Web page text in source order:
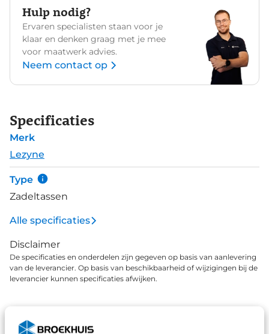
Hulp nodig?
Ervaren specialisten staan voor je
klaar en denken graag met je mee
voor maatwerk advies.
Neem contact op
Specificaties
Merk
Lezyne
Type
Zadeltassen
Alle specificaties
Disclaimer
De specificaties en onderdelen zijn gegeven op basis van aanlevering
van de leverancier. Op basis van beschikbaarheid of wijzigingen bij de
leverancier kunnen specificaties afwijken.